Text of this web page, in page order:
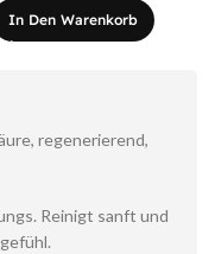
In Den Warenkorb
regenerierend,
Reinigt sanft und